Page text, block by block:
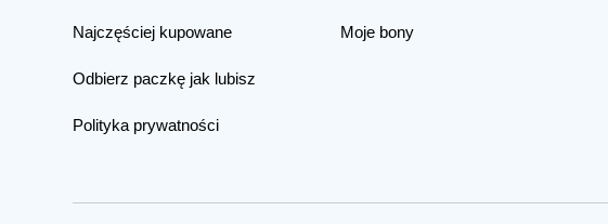
Najczęściej kupowane
Odbierz paczkę jak lubisz
Polityka prywatności
Moje bony